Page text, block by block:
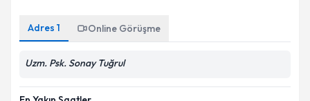
Adres 1 Online Görüşme
Uzm. Psk. Sonay Tuğrul